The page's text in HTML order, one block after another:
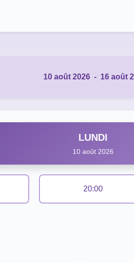
10 août 2026 - 16 août
LUNDI
10 août 2026
20:00